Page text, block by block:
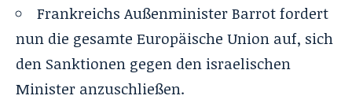
Frankreichs Außenminister Barrot fordert
nun die gesamte Europäische Union auf, sich
den Sanktionen gegen den israelischen
Minister anzuschließen.